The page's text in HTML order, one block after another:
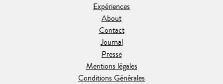
Expériences
About
Contact
Journal
Presse
Mentions légales
Conditions Générales